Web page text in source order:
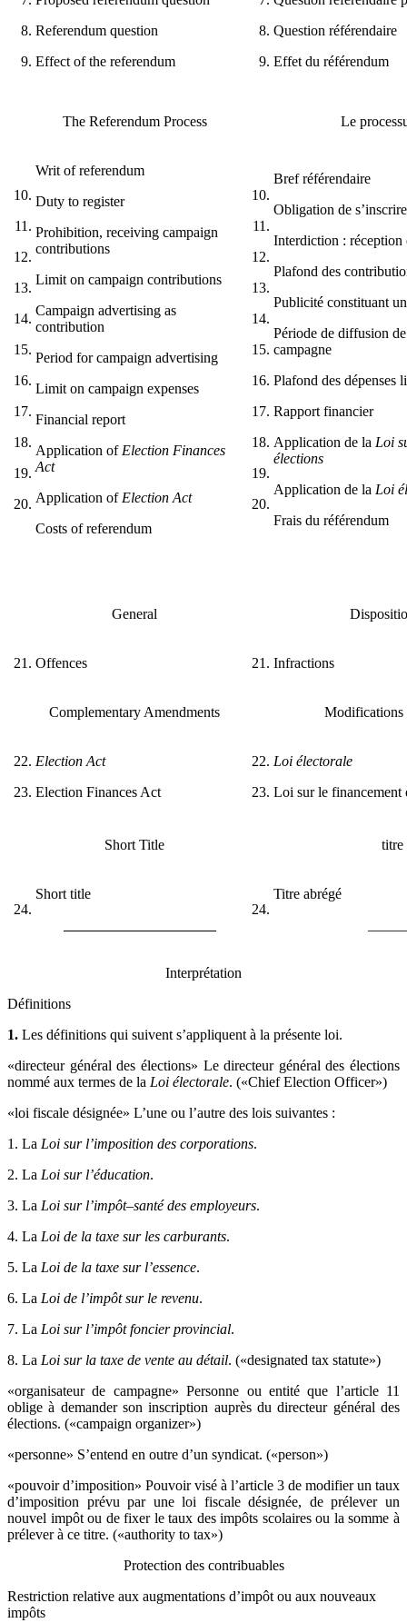
8.
9.
Referendum question
Effect of the referendum
8.
9.
Question référendaire
Effet du référendum
The Referendum Process Le
10.
11.
12.
13.
14.
15.
16.
17.
18.
19.
20.
Writ of referendum
Duty to register
Prohibition, receiving campaign
contributions
Limit on campaign contributions
Campaign advertising as
contribution
Period for campaign advertising
Limit on campaign expenses
Financial report
Application of Election Finances
Act
Application of Election Act
Costs of referendum
10.
11.
12.
13.
14.
15.
16.
17.
18.
19.
20.
Bref référendaire
Obligation de s’inscrire
Interdiction : réception
Plafond des
Publicité constituant
Période de diffusion
campagne
Plafond des dépenses
Rapport financier
Application de la Loi
élections
Application de la Loi
Frais du référendum
General
21. Offences 21. Infractions
Complementary Amendments Modifications
22.
23.
Election Act
Election Finances Act
22.
23.
Loi électorale
Loi sur le financement
Short Title titre
24.
Short title
24.
Titre abrégé
Interprétation
Définitions
1. Les définitions qui suivent s’appliquent à la présente loi.
«directeur général des élections» Le directeur général des élections
nommé aux termes de la Loi électorale. («Chief Election Officer»)
«loi fiscale désignée» L’une ou l’autre des lois suivantes :
1. La Loi sur l’imposition des corporations.
2. La Loi sur l’éducation.
3. La Loi sur l’impôt–santé des employeurs.
4. La Loi de la taxe sur les carburants.
5. La Loi de la taxe sur l’essence.
6. La Loi de l’impôt sur le revenu.
7. La Loi sur l’impôt foncier provincial.
8. La Loi sur la taxe de vente au détail. («designated tax statute»)
«organisateur de campagne» Personne ou entité que l’article 11
oblige à demander son inscription auprès du directeur général des
élections. («campaign organizer»)
«personne» S’entend en outre d’un syndicat. («person»)
«pouvoir d’imposition» Pouvoir visé à l’article 3 de modifier un taux
d’imposition prévu par une loi fiscale désignée, de prélever un
nouvel impôt ou de fixer le taux des impôts scolaires ou la somme à
prélever à ce titre. («authority to tax»)
Protection des contribuables
Restriction relative aux augmentations d’impôt ou aux nouveaux
impôts